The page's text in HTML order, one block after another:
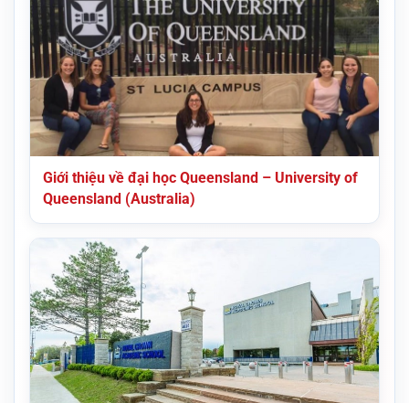
Giới thiệu về đại học Queensland – University of
Queensland (Australia)